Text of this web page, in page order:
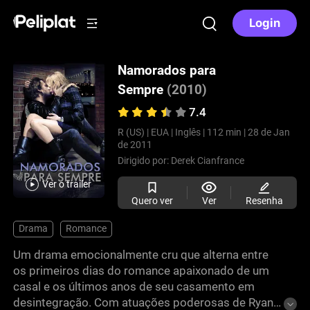
Login
Ver o trailer
Namorados para
Sempre (2010)
7.4
R (US) | EUA | Inglês | 112 min | 28 de Jan
de 2011
Dirigido por: Derek Cianfrance
Quero ver Ver Resenha
Drama Romance
Um drama emocionalmente cru que alterna entre
os primeiros dias do romance apaixonado de um
casal e os últimos anos de seu casamento em
desintegração. Com atuações poderosas de Ryan